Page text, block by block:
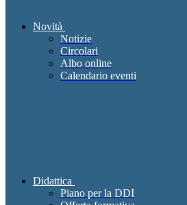
Novità
Notizie
Circolari
Albo online
Calendario eventi
Didattica
Piano per la DDI